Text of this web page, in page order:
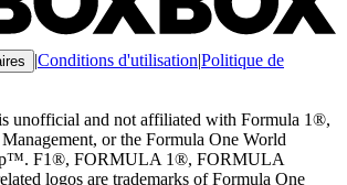
|Conditions d'utilisation|Politique de
unofficial and not affiliated with Formula 1®,
or the Formula One World
F1®, FORMULA 1®, FORMULA
logos are trademarks of Formula One